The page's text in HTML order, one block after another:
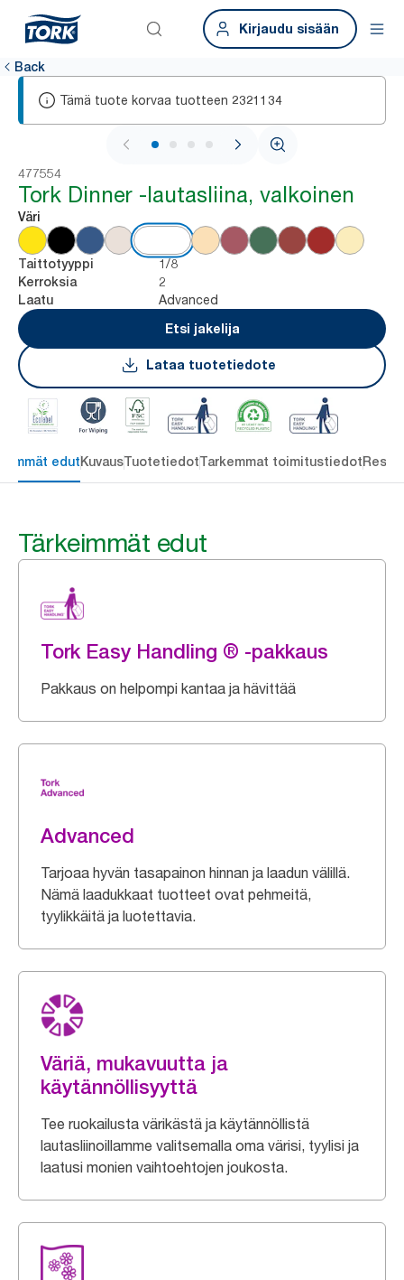
Kirjaudu sisään
Back
Tämä tuote korvaa tuotteen 2321134
1 / 4
477554
Tork Dinner -lautasliina, valkoinen
Väri
Taittotyyppi 1/8
Kerroksia 2
Laatu
Advanced
Etsi jakelija
Lataa tuotetiedote
edutKuvausTuotetiedotTarkemmat toimitustiedot
Tärkeimmät edut
Tork Easy Handling ® -pakkaus
Pakkaus on helpompi kantaa ja hävittää
Advanced
Tarjoaa hyvän tasapainon hinnan ja laadun välillä.
Nämä laadukkaat tuotteet ovat pehmeitä,
tyylikkäitä ja luotettavia.
Väriä, mukavuutta ja
käytännöllisyyttä
Tee ruokailusta värikästä ja käytännöllistä
lautasliinoillamme valitsemalla oma värisi, tyylisi ja
laatusi monien vaihtoehtojen joukosta.